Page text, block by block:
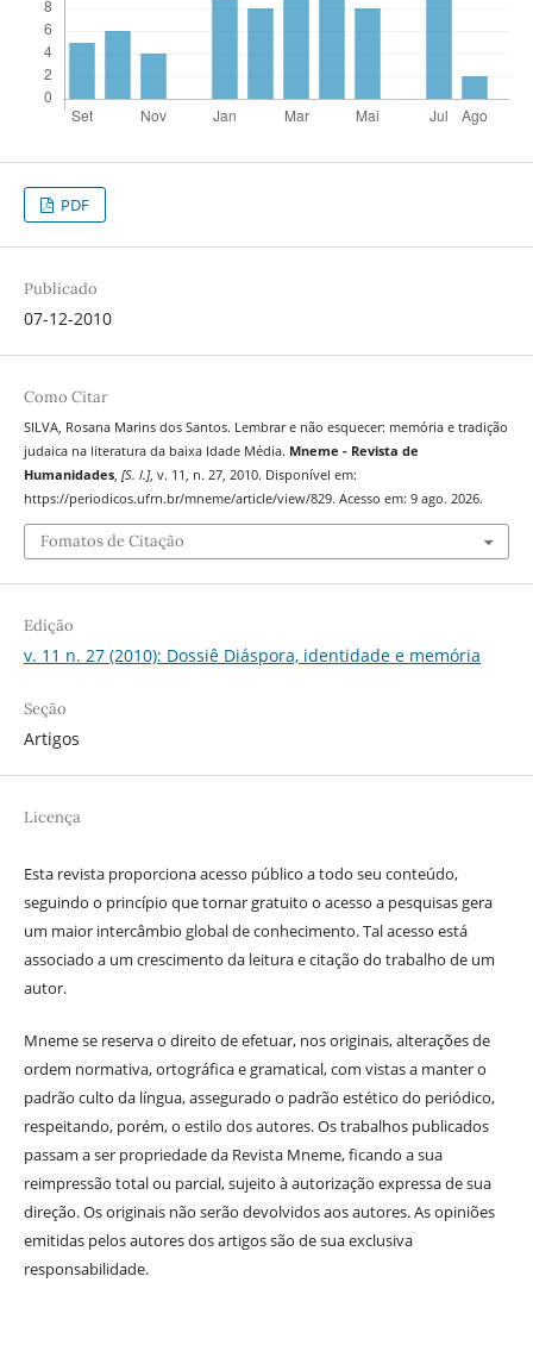
PDF
Publicado
07-12-2010
Como Citar
SILVA, Rosana Marins dos Santos. Lembrar e não esquecer: memória e tradição
judaica na literatura da baixa Idade Média. Mneme - Revista de
Humanidades, [S. l.], v. 11, n. 27, 2010. Disponível em:
https://periodicos.ufrn.br/mneme/article/view/829. Acesso em: 9 ago. 2026.
Fomatos de Citação
Edição
v. 11 n. 27 (2010): Dossiê Diáspora, identidade e memória
Seção
Artigos
Licença
Esta revista proporciona acesso público a todo seu conteúdo,
seguindo o princípio que tornar gratuito o acesso a pesquisas gera
um maior intercâmbio global de conhecimento. Tal acesso está
associado a um crescimento da leitura e citação do trabalho de um
autor.
Mneme se reserva o direito de efetuar, nos originais, alterações de
ordem normativa, ortográfica e gramatical, com vistas a manter o
padrão culto da língua, assegurado o padrão estético do periódico,
respeitando, porém, o estilo dos autores. Os trabalhos publicados
passam a ser propriedade da Revista Mneme, ficando a sua
reimpressão total ou parcial, sujeito à autorização expressa de sua
direção. Os originais não serão devolvidos aos autores. As opiniões
emitidas pelos autores dos artigos são de sua exclusiva
responsabilidade.